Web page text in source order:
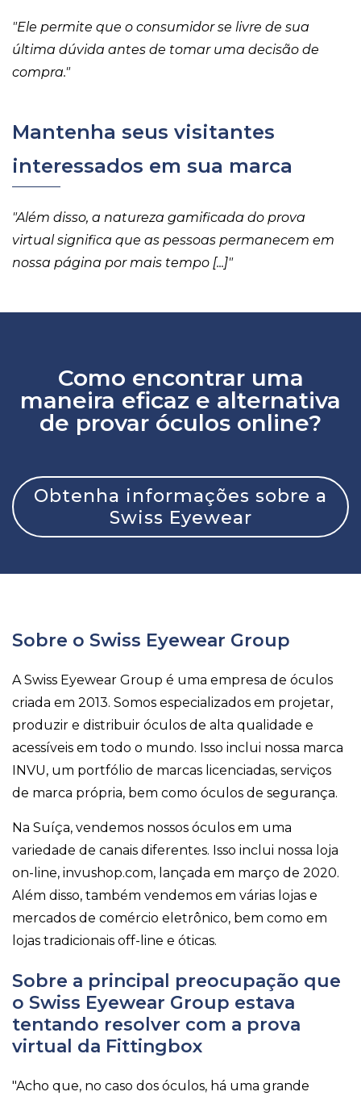
"Ele permite que o consumidor se livre de sua
última dúvida antes de tomar uma decisão de
compra."
Mantenha seus visitantes
interessados em sua marca
"Além disso, a natureza gamificada do prova
virtual significa que as pessoas permanecem em
nossa página por mais tempo [...]"
Como encontrar uma
maneira eficaz e alternativa
de provar óculos online?
Obtenha informações sobre a
Swiss Eyewear
Sobre o Swiss Eyewear Group
A Swiss Eyewear Group é uma empresa de óculos
criada em 2013. Somos especializados em projetar,
produzir e distribuir óculos de alta qualidade e
acessíveis em todo o mundo. Isso inclui nossa marca
INVU, um portfólio de marcas licenciadas, serviços
de marca própria, bem como óculos de segurança.
Na Suíça, vendemos nossos óculos em uma
variedade de canais diferentes. Isso inclui nossa loja
on-line, invushop.com, lançada em março de 2020.
Além disso, também vendemos em várias lojas e
mercados de comércio eletrônico, bem como em
lojas tradicionais off-line e óticas.
Sobre a principal preocupação que
o Swiss Eyewear Group estava
tentando resolver com a prova
virtual da Fittingbox
"Acho que, no caso dos óculos, há uma grande